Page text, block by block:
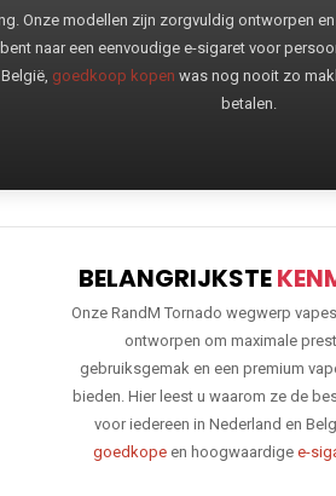
Onze modellen zijn zorgvuldig ontworpen
naar een eenvoudige e-sigaret voor
goedkoop kopen was nog nooit zo
betalen.
BELANGRIJKSTE
Onze RandM Tornado wegwerp
ontworpen om maximale
gebruiksgemak en een premium
bieden. Hier leest u waarom ze de
voor iedereen in Nederland en
goedkopeen hoogwaardige e-